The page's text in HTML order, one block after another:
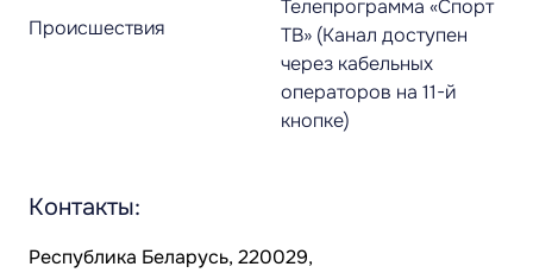
Происшествия
Телепрограмма «Спорт
ТВ» (Канал доступен
через кабельных
операторов на 11-й
кнопке)
Контакты:
Республика Беларусь, 220029,